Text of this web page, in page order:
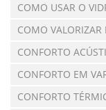
COMO USAR O
COMO VALORIZAR
CONFORTO
CONFORTO EM
CONFORTO